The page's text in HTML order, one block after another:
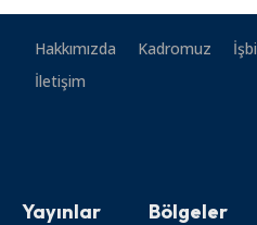
Hakkımızda Kadromuz
İletişim
Yayınlar Bölgeler